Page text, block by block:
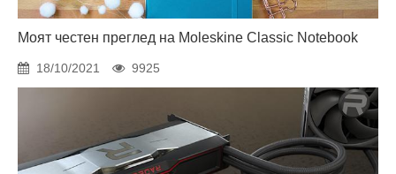
Моят честен преглед на Moleskine Classic Notebook
18/10/2021 9925